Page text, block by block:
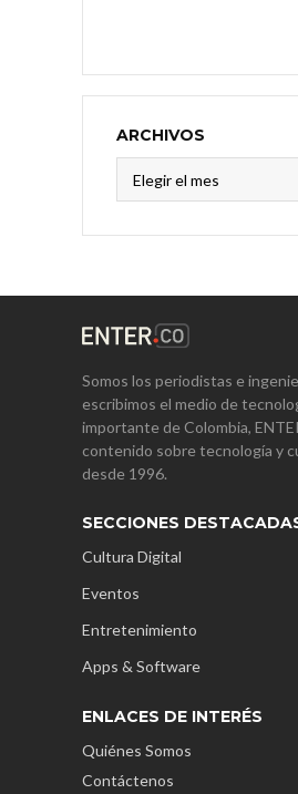
ARCHIVOS
Somos los periodistas e
escribimos el medio de
importante de Colombia,
contenido sobre tecnología y
desde 1996.
SECCIONES
Cultura Digital
Eventos
Entretenimiento
Apps & Software
ENLACES DE INTERÉS
Quiénes Somos
Contáctenos